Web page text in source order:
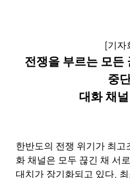
[기자
전쟁을 부르는 모든
중
대화 채
한반도의 전쟁 위기가 최고
화 채널은 모두 끊긴 채 서
대치가 장기화되고 있다.